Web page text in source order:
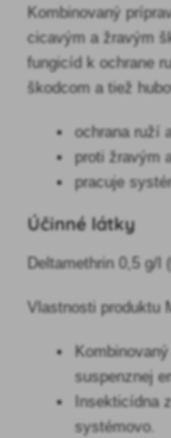
Kombinovaný
cicavým a žravým
fungicíd k ochrane
škodcom a tiež
ochrana ruží
proti žravým
pracuje
Účinné látky
Deltamethrin 0,5 g/l
Vlastnosti produktu
suspenznej
Insekticídna
systémovo.